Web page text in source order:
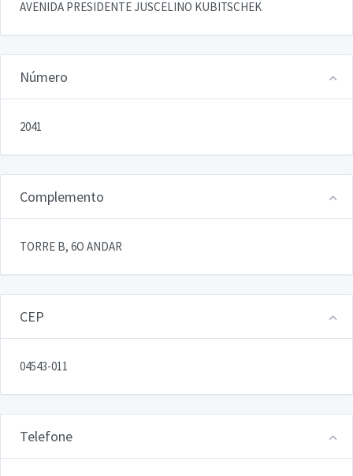
AVENIDA PRESIDENTE JUSCELINO KUBITSCHEK
Número
2041
Complemento
TORRE B, 6O ANDAR
CEP
04543-011
Telefone